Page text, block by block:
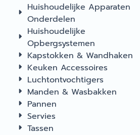
Huishoudelijke Apparaten
Onderdelen
Huishoudelijke
Opbergsystemen
Kapstokken & Wandhaken
Keuken Accessoires
Luchtontvochtigers
Manden & Wasbakken
Pannen
Servies
Tassen